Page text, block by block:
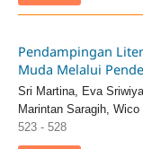
Pendampingan
Muda Melalui
Sri Martina, Eva
Marintan Saragih,
523 - 528